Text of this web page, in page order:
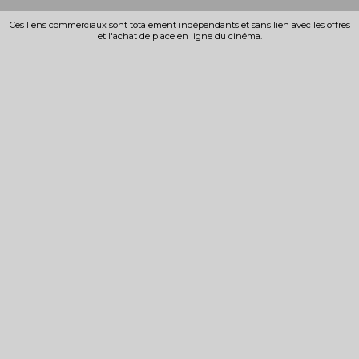
Ces liens commerciaux sont totalement indépendants et sans lien avec les offres
et l'achat de place en ligne du cinéma.